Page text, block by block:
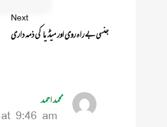
Next
جنسی بے راہ روی اور میڈیا کی ذمہ داری
محمد احمد
9:46 am